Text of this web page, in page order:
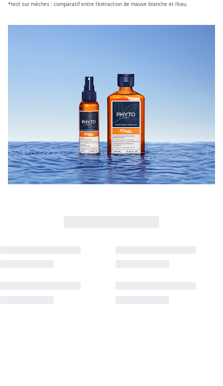
*test sur mèches : comparatif entre l’extraction de mauve blanche et l’eau.